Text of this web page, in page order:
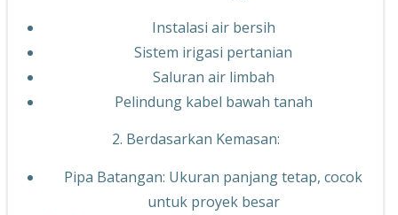
Instalasi air bersih
Sistem irigasi pertanian
Saluran air limbah
Pelindung kabel bawah tanah
2. Berdasarkan Kemasan:
Pipa Batangan: Ukuran panjang tetap, cocok
untuk proyek besar